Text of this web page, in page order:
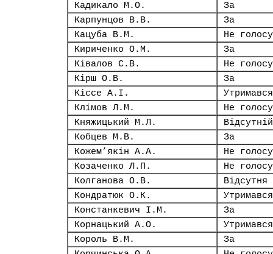
Кадикало М.О.
За
Карпунцов В.В.
За
Кацуба В.М.
Не
Кириченко О.М.
За
Ківалов С.В.
Не
Кірш О.В.
За
Кіссе А.І.
Утримався
Клімов Л.М.
Не
Княжицький М.Л.
Відсутній
Кобцев М.В.
За
Кожем’якін А.А.
Не
Козаченко Л.П.
Не
Колганова О.В.
Відсутня
Кондратюк О.К.
Утримався
Констанкевич І.М.
За
Корнацький А.О.
Утримався
Король В.М.
За